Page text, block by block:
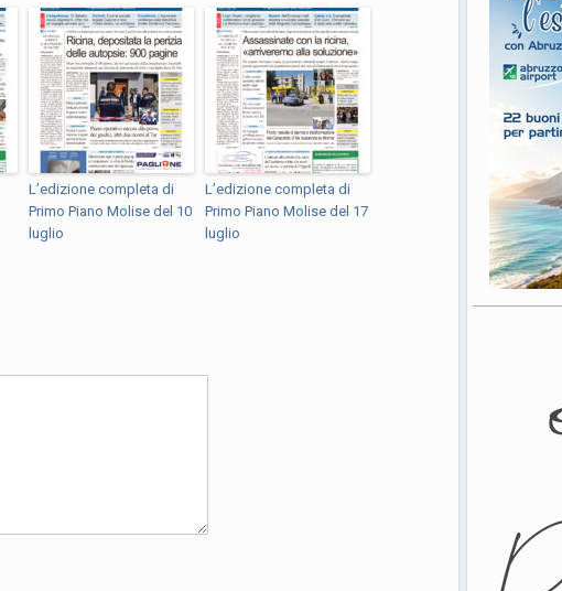
L’edizione completa di
Primo Piano Molise del 10
luglio
L’edizione completa di
Primo Piano Molise del 17
luglio